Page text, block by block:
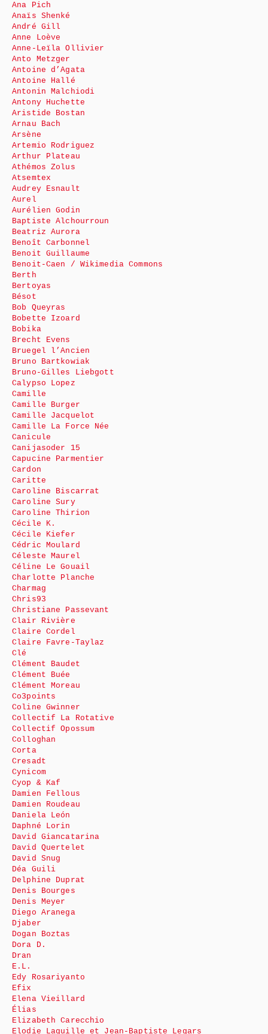
Ana Pich
Anaïs Shenké
André Gill
Anne Loève
Anne-Leïla Ollivier
Anto Metzger
Antoine d’Agata
Antoine Hallé
Antonin Malchiodi
Antony Huchette
Aristide Bostan
Arnau Bach
Arsène
Artemio Rodriguez
Arthur Plateau
Athémos Zolus
Atsemtex
Audrey Esnault
Aurel
Aurélien Godin
Baptiste Alchourroun
Beatriz Aurora
Benoît Carbonnel
Benoit Guillaume
Benoit-Caen / Wikimedia Commons
Berth
Bertoyas
Bésot
Bob Queyras
Bobette Izoard
Bobika
Brecht Evens
Bruegel l’Ancien
Bruno Bartkowiak
Bruno-Gilles Liebgott
Calypso Lopez
Camille
Camille Burger
Camille Jacquelot
Camille La Force Née
Canicule
Canijasoder 15
Capucine Parmentier
Cardon
Caritte
Caroline Biscarrat
Caroline Sury
Caroline Thirion
Cécile K.
Cécile Kiefer
Cédric Moulard
Céleste Maurel
Céline Le Gouail
Charlotte Planche
Charmag
Chris93
Christiane Passevant
Clair Rivière
Claire Cordel
Claire Favre-Taylaz
Clé
Clément Baudet
Clément Buée
Clément Moreau
Co3points
Coline Gwinner
Collectif La Rotative
Collectif Opossum
Colloghan
Corta
Cresadt
Cynicom
Cyop & Kaf
Damien Fellous
Damien Roudeau
Daniela León
Daphné Lorin
David Giancatarina
David Quertelet
David Snug
Déa Guili
Delphine Duprat
Denis Bourges
Denis Meyer
Diego Aranega
Djaber
Dogan Boztas
Dora D.
Dran
E.L.
Edy Rosariyanto
Efix
Elena Vieillard
Élias
Elizabeth Carecchio
Elodie Laquille et Jean-Baptiste Legars